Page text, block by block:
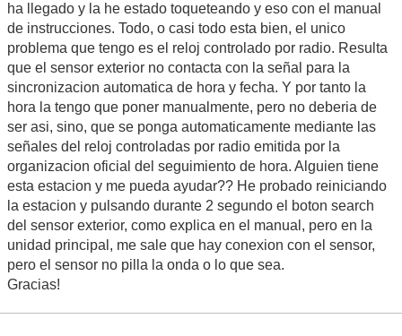
ha llegado y la he estado toqueteando y eso con el manual
de instrucciones. Todo, o casi todo esta bien, el unico
problema que tengo es el reloj controlado por radio. Resulta
que el sensor exterior no contacta con la señal para la
sincronizacion automatica de hora y fecha. Y por tanto la
hora la tengo que poner manualmente, pero no deberia de
ser asi, sino, que se ponga automaticamente mediante las
señales del reloj controladas por radio emitida por la
organizacion oficial del seguimiento de hora. Alguien tiene
esta estacion y me pueda ayudar?? He probado reiniciando
la estacion y pulsando durante 2 segundo el boton search
del sensor exterior, como explica en el manual, pero en la
unidad principal, me sale que hay conexion con el sensor,
pero el sensor no pilla la onda o lo que sea.
Gracias!